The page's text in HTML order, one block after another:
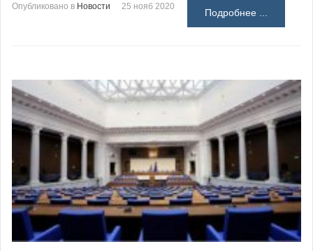
Опубликовано в Новости 25 нояб 2020
Подробнее ...